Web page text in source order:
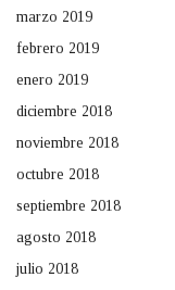
marzo 2019
febrero 2019
enero 2019
diciembre 2018
noviembre 2018
octubre 2018
septiembre 2018
agosto 2018
julio 2018